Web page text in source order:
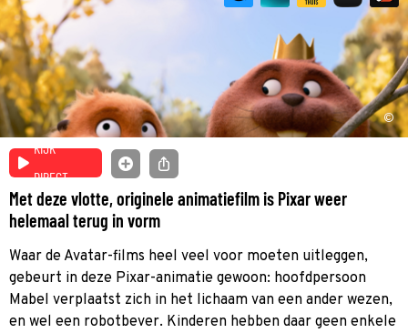
©
KIJK
DIRECT
Met deze vlotte, originele animatiefilm is Pixar weer
helemaal terug in vorm
Waar de Avatar-films heel veel voor moeten uitleggen,
gebeurt in deze Pixar-animatie gewoon: hoofdpersoon
Mabel verplaatst zich in het lichaam van een ander wezen,
en wel een robotbever. Kinderen hebben daar geen enkele